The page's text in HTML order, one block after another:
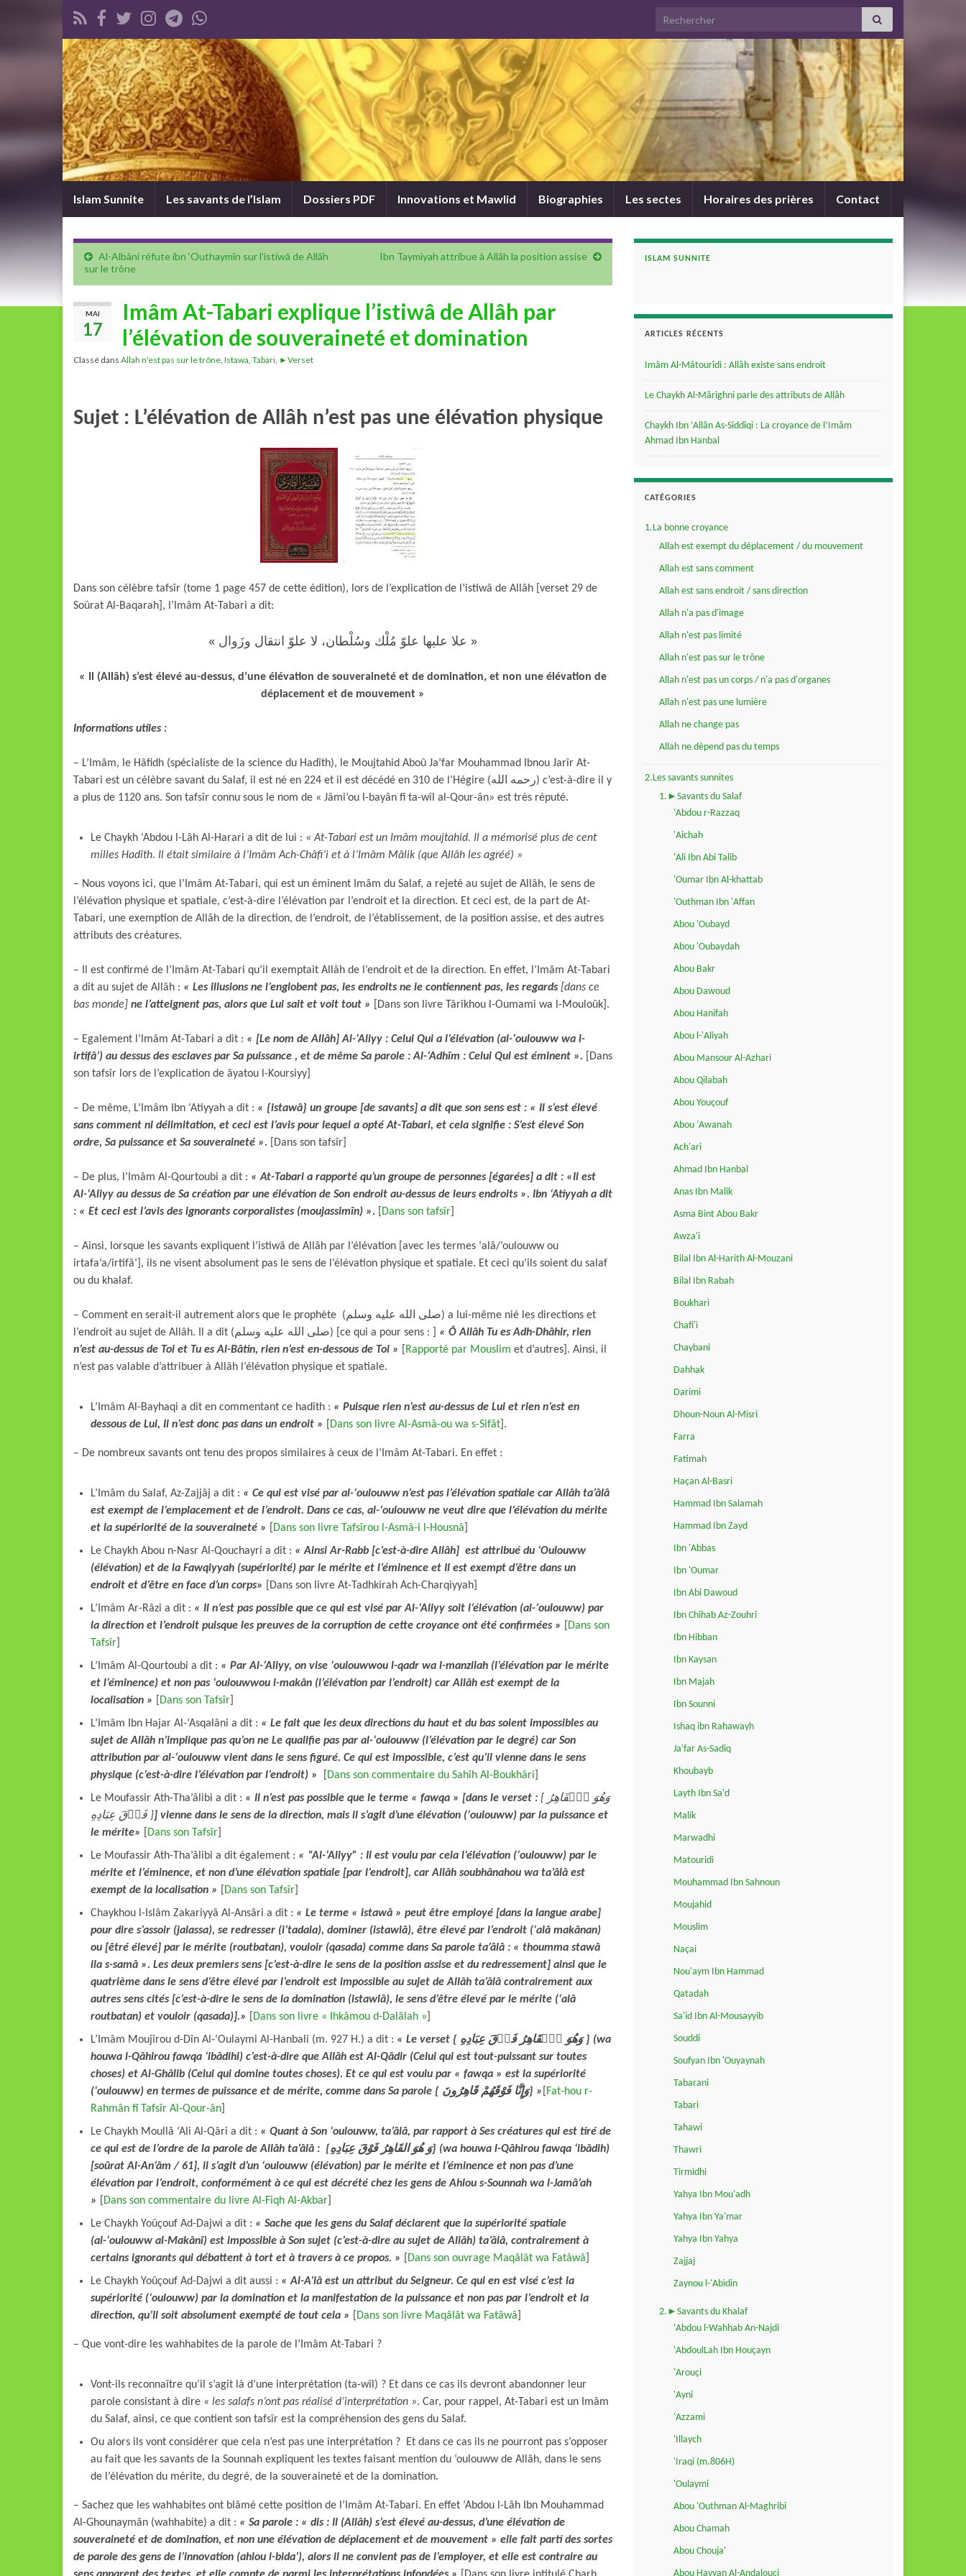
Search for:
Islam Sunnite Les savants de l’Islam Dossiers PDF Innovations et Mawlid Biographies Les sectes Horaires des prières Contact
Al-Albâni réfute ibn ‘Outhaymîn sur l’istiwâ de Allâh
sur le trône
Ibn Taymiyah attribue à Allâh la position assise
MAI
17
Imâm At-Tabari explique l’istiwâ de Allâh par
l’élévation de souveraineté et domination
Classé dans Allah n'est pas sur le trône, Istawa, Tabari, ►Verset
Sujet : L’élévation de Allâh n’est pas une élévation physique
Dans son célèbre tafsîr (tome 1 page 457 de cette édition), lors de l’explication de l’istiwâ de Allâh [verset 29 de
Soûrat Al-Baqarah], l’Imâm At-Tabari a dit:
« علا عليها علوّ مُلْك وسُلْطان، لا علوّ انتقال وزَوال »
« Il (Allâh) s’est élevé au-dessus, d’une élévation de souveraineté et de domination, et non une élévation de
déplacement et de mouvement »
Informations utiles :
– L’Imâm, le Hâfidh (spécialiste de la science du Hadîth), le Moujtahid Aboû Ja’far Mouhammad Ibnou Jarîr At-
Tabari est un célèbre savant du Salaf, il est né en 224 et il est décédé en 310 de l’Hégire (رحمه الله) c’est-à-dire il y
a plus de 1120 ans. Son tafsîr connu sous le nom de « Jâmi’ou l-bayân fî ta-wîl al-Qour-ân» est très réputé.
Le Chaykh ‘Abdou l-Lâh Al-Harari a dit de lui : « At-Tabari est un Imâm moujtahid. Il a mémorisé plus de cent
milles Hadîth. Il était similaire à l’Imâm Ach-Châfi’i et à l’Imâm Mâlik (que Allâh les agréé) »
– Nous voyons ici, que l’Imâm At-Tabari, qui est un éminent Imâm du Salaf, a rejeté au sujet de Allâh, le sens de
l’élévation physique et spatiale, c’est-à-dire l’élévation par l’endroit et la direction. Et ceci est, de la part de At-
Tabari, une exemption de Allâh de la direction, de l’endroit, de l’établissement, de la position assise, et des autres
attributs des créatures.
– Il est confirmé de l’Imâm At-Tabari qu’il exemptait Allâh de l’endroit et de la direction. En effet, l’Imâm At-Tabari
a dit au sujet de Allâh : « Les illusions ne l’englobent pas, les endroits ne le contiennent pas, les regards [dans ce
bas monde] ne l’atteignent pas, alors que Lui sait et voit tout » [Dans son livre Târîkhou l-Oumami wa l-Mouloûk].
– Egalement l’Imâm At-Tabari a dit : « [Le nom de Allâh] Al-‘Aliyy : Celui Qui a l’élévation (al-‘oulouww wa l-
irtifâ’) au dessus des esclaves par Sa puissance , et de même Sa parole : Al-‘Adhîm : Celui Qui est éminent ».
[Dans
son tafsîr lors de l’explication de âyatou l-Koursiyy]
– De même, L’Imâm Ibn ‘Atiyyah a dit : « {istawâ} un groupe [de savants] a dit que son sens est : « Il s’est élevé
sans comment ni délimitation, et ceci est l’avis pour lequel a opté At-Tabari, et cela signifie : S’est élevé Son
ordre, Sa puissance et Sa souveraineté ». [Dans son tafsîr]
– De plus, l’Imâm Al-Qourtoubi a dit : «At-Tabari a rapporté qu’un groupe de personnes [égarées] a dit : «Il est
Al-‘Aliyy au dessus de Sa création par une élévation de Son endroit au-dessus de leurs endroits ». Ibn ‘Atiyyah a dit
: « Et ceci est l’avis des ignorants corporalistes (moujassimîn) ». Dans son tafsîr
– Ainsi, lorsque les savants expliquent l’istiwâ de Allâh par l’élévation [avec les termes ‘alâ/’oulouww ou
irtafa’a/irtifâ’], ils ne visent absolument pas le sens de l’élévation physique et spatiale. Et ceci qu’ils soient du salaf
ou du khalaf.
– Comment en serait-il autrement alors que le prophète (صلى الله عليه وسلم) a lui-même nié les directions et
l’endroit au sujet de Allâh. Il a dit (صلى الله عليه وسلم) [ce qui a pour sens : ] « Ô Allâh Tu es Adh-Dhâhir, rien
n’est au-dessus de Toi et Tu es Al-Bâtin, rien n’est en-dessous de Toi »
Rapporté par Mouslim et d’autres]. Ainsi, il
n’est pas valable d’attribuer à Allâh l’élévation physique et spatiale.
L’Imâm Al-Bayhaqi a dit en commentant ce hadîth : « Puisque rien n’est au-dessus de Lui et rien n’est en
dessous de Lui, Il n’est donc pas dans un endroit »
Dans son livre Al-Asmâ-ou wa s-Sifât ].
– De nombreux savants ont tenu des propos similaires à ceux de l’Imâm At-Tabari. En effet :
L’Imâm du Salaf, Az-Zajjâj a dit : « Ce qui est visé par al-‘oulouww n’est pas l’élévation spatiale car Allâh ta’âlâ
est exempt de l’emplacement et de l’endroit. Dans ce cas, al-‘oulouww ne veut dire que l’élévation du mérite
et la supériorité de la souveraineté »
Dans son livre Tafsîrou l-Asmâ-i l-Housnâ
Le Chaykh Abou n-Nasr Al-Qouchayri a dit : « Ainsi Ar-Rabb [c’est-à-dire Allâh] est attribué du ‘Oulouww
(élévation) et de la Fawqiyyah (supériorité) par le mérite et l’éminence et Il est exempt d’être dans un
endroit et d’être en face d’un corps»
[Dans son livre At-Tadhkirah Ach-Charqiyyah]
L’Imâm Ar-Râzi a dit : « Il n’est pas possible que ce qui est visé par Al-‘Aliyy soit l’élévation (al-‘oulouww) par
la direction et l’endroit puisque les preuves de la corruption de cette croyance ont été confirmées »
Dans son
Tafsîr
L’Imâm Al-Qourtoubi a dit : « Par Al-‘Aliyy, on vise ‘oulouwwou l-qadr wa l-manzilah (l’élévation par le mérite
et l’éminence) et non pas ‘oulouwwou l-makân (l’élévation par l’endroit) car Allâh est exempt de la
localisation »
Dans son Tafsîr
L’Imâm Ibn Hajar Al-‘Asqalâni a dit : « Le fait que les deux directions du haut et du bas soient impossibles au
sujet de Allâh n’implique pas qu’on ne Le qualifie pas par al-‘oulouww (l’élévation par le degré) car Son
attribution par al-‘oulouww vient dans le sens figuré. Ce qui est impossible, c’est qu’il vienne dans le sens
physique (c’est-à-dire l’élévation par l’endroit) »
Dans son commentaire du Sahîh Al-Boukhâri
Le Moufassir Ath-Tha’âlibi a dit : « Il n’est pas possible que le terme « fawqa » [dans le verset : { وَهُوَ ٱلۡقَاهِرُ
فَوۡقَ عِبَادِهِ }] vienne dans le sens de la direction, mais il s’agit d’une élévation (‘oulouww) par la puissance et
le mérite»
Dans son Tafsîr
Le Moufassir Ath-Tha’âlibi a dit également : « “Al-‘Aliyy” : Il est voulu par cela l’élévation (‘oulouww) par le
mérite et l’éminence, et non d’une élévation spatiale [par l’endroit], car Allâh soubhânahou wa ta’âlâ est
exempt de la localisation »
Dans son Tafsîr
Chaykhou l-Islâm Zakariyyâ Al-Ansâri a dit : « Le terme « istawâ » peut être employé [dans la langue arabe]
pour dire s’assoir (jalassa), se redresser (i’tadala), dominer (istawlâ), être élevé par l’endroit (‘alâ makânan)
ou [êtré élevé] par le mérite (routbatan), vouloir (qasada) comme dans Sa parole ta’âlâ : « thoumma stawâ
ila s-samâ ». Les deux premiers sens [c’est-à-dire le sens de la position assise et du redressement] ainsi que le
quatrième dans le sens d’être élevé par l’endroit est impossible au sujet de Allâh ta’âlâ contrairement aux
autres sens cités [c’est-à-dire le sens de la domination (istawlâ), le sens d’être élevé par le mérite (‘alâ
routbatan) et vouloir (qasada)].»
Dans son livre « Ihkâmou d-Dalâlah »
L’Imâm Moujîrou d-Dîn Al-‘Oulaymi Al-Hanbali (m. 927 H.) a dit : « Le verset { وَهُوَ ٱلۡقَاهِرُ فَوۡقَ عِبَادِهِ } (wa
houwa l-Qâhirou fawqa ‘ibâdihi) c’est-à-dire que Allâh est Al-Qâdir (Celui qui est tout-puissant sur toutes
choses) et Al-Ghâlib (Celui qui domine toutes choses). Et ce qui est voulu par « fawqa » est la supériorité
(‘oulouww) en termes de puissance et de mérite, comme dans Sa parole { وَإِنَّا فَوْقَهُمْ قَاهِرُونَ} » Fat-hou r-
Rahmân fî Tafsîr Al-Qour-ân
Le Chaykh Moullâ ‘Ali Al-Qâri a dit : « Quant à Son ‘oulouww, ta’âlâ, par rapport à Ses créatures qui est tiré de
ce qui est de l’ordre de la parole de Allâh ta’âlâ : {وَ هُوَ القَاهِرُ فَوْقَ عِبَادِهِ} (wa houwa l-Qâhirou fawqa ‘ibâdih)
[soûrat Al-An’âm / 61], il s’agit d’un ‘oulouww (élévation) par le mérite et l’éminence et non pas d’une
élévation par l’endroit, conformément à ce qui est décrété chez les gens de Ahlou s-Sounnah wa l-Jamâ’ah
»
Dans son commentaire du livre Al-Fiqh Al-Akbar
Le Chaykh Yoûçouf Ad-Dajwi a dit : « Sache que les gens du Salaf déclarent que la supériorité spatiale
(al-‘oulouww al-Makânî) est impossible à Son sujet (c’est-à-dire au sujet de Allâh) ta’âlâ, contrairement à
certains ignorants qui débattent à tort et à travers à ce propos. »
Dans son ouvrage Maqâlât wa Fatâwâ
Le Chaykh Yoûçouf Ad-Dajwi a dit aussi : « Al-A’lâ est un attribut du Seigneur. Ce qui en est visé c’est la
supériorité (‘oulouww) par la domination et la manifestation de la puissance et non pas par l’endroit et la
direction, qu’Il soit absolument exempté de tout cela »
Dans son livre Maqâlât wa Fatâwâ
– Que vont-dire les wahhabites de la parole de l’Imâm At-Tabari ?
Vont-ils reconnaître qu’il s’agit là d’une interprétation (ta-wîl) ? Et dans ce cas ils devront abandonner leur
parole consistant à dire « les salafs n’ont pas réalisé d’interprétation ». Car, pour rappel, At-Tabari est un Imâm
du Salaf, ainsi, ce que contient son tafsîr est la compréhension des gens du Salaf.
Ou alors ils vont considérer que cela n’est pas une interprétation ? Et dans ce cas ils ne pourront pas s’opposer
au fait que les savants de la Sounnah expliquent les textes faisant mention du ‘oulouww de Allâh, dans le sens
de l’élévation du mérite, du degré, de la souveraineté et de la domination.
– Sachez que les wahhabites ont blâmé cette position de l’Imâm At-Tabari. En effet ‘Abdou l-Lâh Ibn Mouhammad
Al-Ghounaymân (wahhabite) a dit : « Sa parole : « dis : Il (Allâh) s’est élevé au-dessus, d’une élévation de
souveraineté et de domination, et non une élévation de déplacement et de mouvement » elle fait parti des sortes
de parole des gens de l’innovation (ahlou l-bida’), alors il ne convient pas de l’employer, et elle est contraire au
ISLAM SUNNITE
ARTICLES RÉCENTS
Imâm Al-Mâtourîdi : Allâh existe sans endroit
Le Chaykh Al-Mârighni parle des attributs de Allâh
Chaykh Ibn ‘Allân As-Siddîqi : La croyance de l’Imâm
Ahmad Ibn Hanbal
CATÉGORIES
1.La bonne croyance
Allah est exempt du déplacement / du mouvement
Allah est sans comment
Allah est sans endroit / sans direction
Allah n'a pas d'image
Allah n'est pas limité
Allah n'est pas sur le trône
Allah n'est pas un corps / n'a pas d'organes
Allah n'est pas une lumière
Allah ne change pas
Allah ne dépend pas du temps
2.Les savants sunnites
1.►Savants du Salaf
'Abdou r-Razzaq
'Aichah
'Ali Ibn Abi Talib
'Oumar Ibn Al-khattab
'Outhman Ibn 'Affan
Abou 'Oubayd
Abou 'Oubaydah
Abou Bakr
Abou Dawoud
Abou Hanifah
Abou l-'Aliyah
Abou Mansour Al-Azhari
Abou Qilabah
Abou Youçouf
Abou ‘Awanah
Ach'ari
Ahmad Ibn Hanbal
Anas Ibn Malik
Asma Bint Abou Bakr
Awza'i
Bilal Ibn Al-Harith Al-Mouzani
Bilal Ibn Rabah
Boukhari
Chafi'i
Chaybani
Dahhak
Darimi
Dhoun-Noun Al-Misri
Farra
Fatimah
Haçan Al-Basri
Hammad Ibn Salamah
Hammad Ibn Zayd
Ibn 'Abbas
Ibn 'Oumar
Ibn Abi Dawoud
Ibn Chihab Az-Zouhri
Ibn Hibban
Ibn Kaysan
Ibn Majah
Ibn Sounni
Ishaq ibn Rahawayh
Ja'far As-Sadiq
Khoubayb
Layth Ibn Sa'd
Malik
Marwadhi
Matouridi
Mouhammad Ibn Sahnoun
Moujahid
Mouslim
Naçai
Nou'aym Ibn Hammad
Qatadah
Sa'id Ibn Al-Mousayyib
Souddi
Soufyan Ibn 'Ouyaynah
Tabarani
Tabari
Tahawi
Thawri
Tirmidhi
Yahya Ibn Mou'adh
Yahya Ibn Ya'mar
Yahya Ibn Yahya
Zajjaj
Zaynou l-'Abidin
2.►Savants du Khalaf
'Abdou l-Wahhab An-Najdi
'AbdoulLah Ibn Houçayn
'Arouçi
'Ayni
'Azzami
'Illaych
'Iraqi (m.806H)
'Oulaymi
Abou 'Outhman Al-Maghribi
Abou Chamah
Abou Chouja'
Abou Hayyan Al-Andalouçi